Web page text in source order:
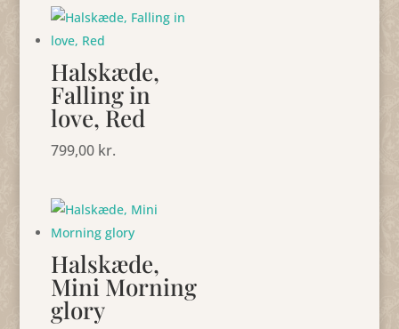
Halskæde,
Falling in
love, Red
799,00 kr.
Halskæde,
Mini Morning
glory